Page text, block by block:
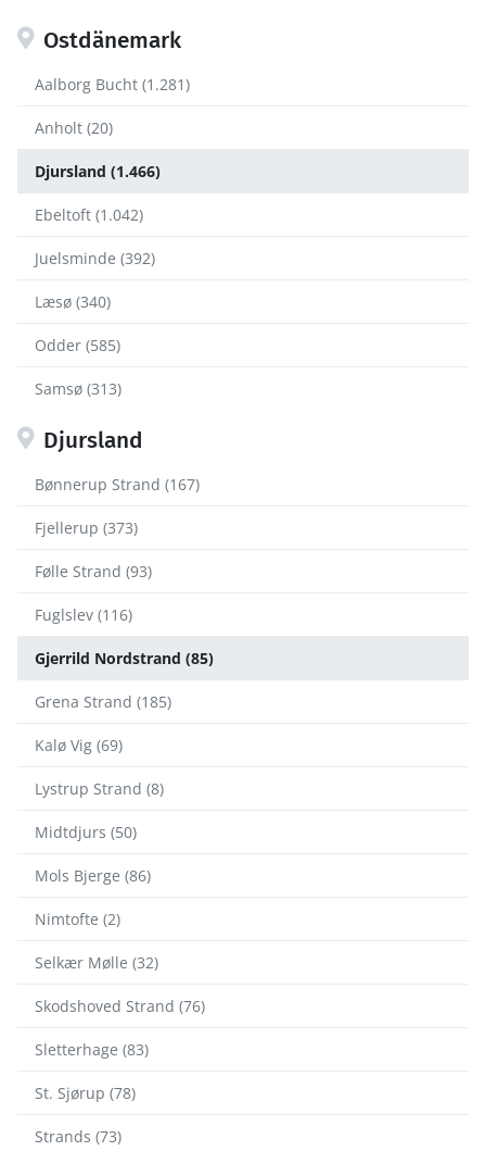
Ostdänemark
Aalborg Bucht (1.281)
Anholt (20)
Djursland (1.466)
Ebeltoft (1.042)
Juelsminde (392)
Læsø (340)
Odder (585)
Samsø (313)
Djursland
Bønnerup Strand (167)
Fjellerup (373)
Følle Strand (93)
Fuglslev (116)
Gjerrild Nordstrand (85)
Grena Strand (185)
Kalø Vig (69)
Lystrup Strand (8)
Midtdjurs (50)
Mols Bjerge (86)
Nimtofte (2)
Selkær Mølle (32)
Skodshoved Strand (76)
Sletterhage (83)
St. Sjørup (78)
Strands (73)